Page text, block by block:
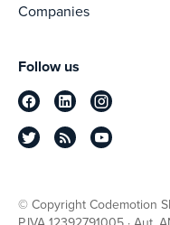
Companies
Follow us
© Copyright Codemotion